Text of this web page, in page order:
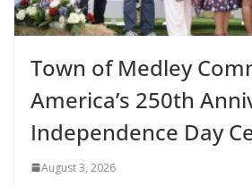
Town of Medley
America’s 250th
Independence Day
August 3, 2026